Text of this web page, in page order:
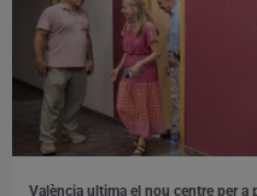
València ultima el nou centre per a